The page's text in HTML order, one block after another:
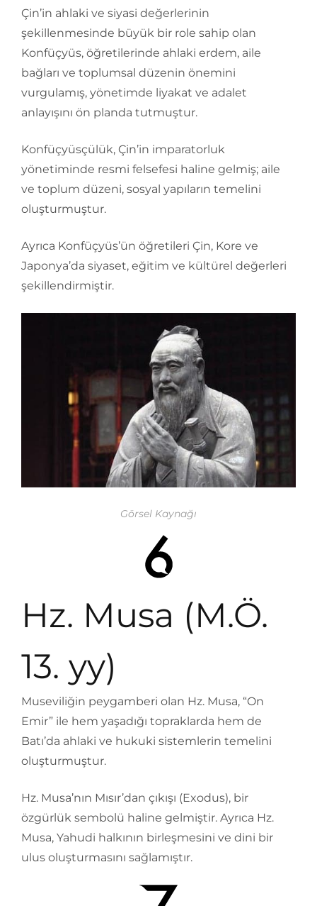
Çin’in ahlaki ve siyasi değerlerinin
şekillenmesinde büyük bir role sahip olan
Konfüçyüs, öğretilerinde ahlaki erdem, aile
bağları ve toplumsal düzenin önemini
vurgulamış, yönetimde liyakat ve adalet
anlayışını ön planda tutmuştur.
Konfüçyüsçülük, Çin’in imparatorluk
yönetiminde resmi felsefesi haline gelmiş; aile
ve toplum düzeni, sosyal yapıların temelini
oluşturmuştur.
Ayrıca Konfüçyüs’ün öğretileri Çin, Kore ve
Japonya’da siyaset, eğitim ve kültürel değerleri
şekillendirmiştir.
Görsel Kaynağı
Hz. Musa (M.Ö.
13. yy)
Museviliğin peygamberi olan Hz. Musa, “On
Emir” ile hem yaşadığı topraklarda hem de
Batı’da ahlaki ve hukuki sistemlerin temelini
oluşturmuştur.
Hz. Musa’nın Mısır’dan çıkışı (Exodus), bir
özgürlük sembolü haline gelmiştir. Ayrıca Hz.
Musa, Yahudi halkının birleşmesini ve dini bir
ulus oluşturmasını sağlamıştır.